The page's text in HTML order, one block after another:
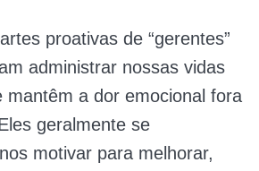
proativas de “gerentes”
administrar nossas vidas
mantêm a dor emocional fora
geralmente se
motivar para melhorar,